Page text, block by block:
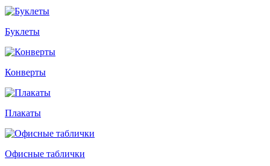
Буклеты
Конверты
Плакаты
Офисные таблички